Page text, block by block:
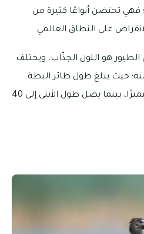
تحتضن أنواعًا كثيرة من
على النطاق العالمي.
هو اللون الجذّاب، ويختلف
حيث يبلغ طول طائر البطة
الحديدية الذكر حوالي 42 سنتيمترًا، بينما يصل طول الأنثى إلى 40